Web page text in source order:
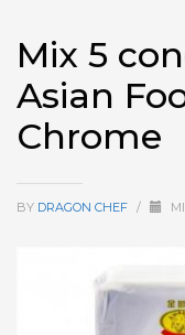
Mix 5
Asian
Chrome
BY DRAGON CHEF /